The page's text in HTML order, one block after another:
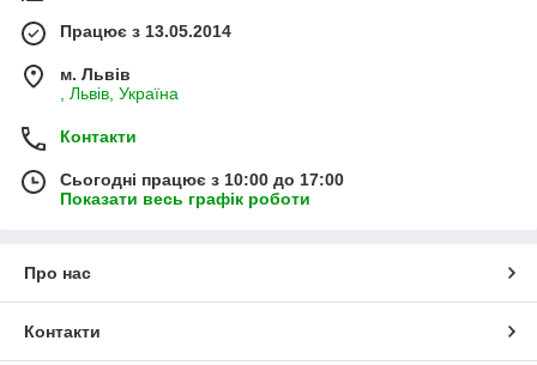
Працює з 13.05.2014
м. Львів
, Львів, Україна
Контакти
Сьогодні працює з 10:00 до 17:00
Показати весь графік роботи
Про нас
Контакти